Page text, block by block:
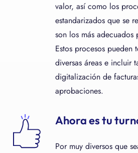
valor, así como los
estandarizados que se
son los más adecuados
Estos procesos pueden
diversas áreas e incluir
digitalización de
aprobaciones.
Ahora es tu
Por muy diversos que